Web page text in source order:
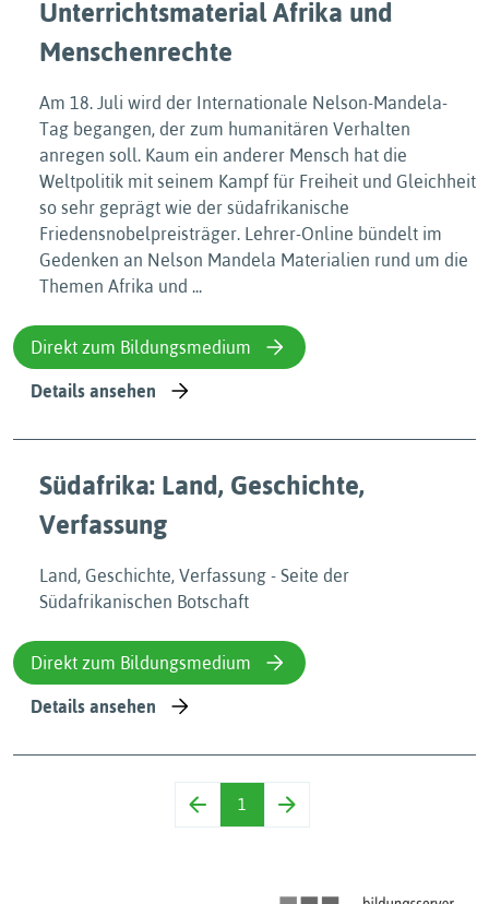
Unterrichtsmaterial Afrika und
Menschenrechte
Am 18. Juli wird der Internationale Nelson-Mandela-
Tag begangen, der zum humanitären Verhalten
anregen soll. Kaum ein anderer Mensch hat die
Weltpolitik mit seinem Kampf für Freiheit und Gleichheit
so sehr geprägt wie der südafrikanische
Friedensnobelpreisträger. Lehrer-Online bündelt im
Gedenken an Nelson Mandela Materialien rund um die
Themen Afrika und ...
Direkt zum Bildungsmedium
Details ansehen
Südafrika: Land, Geschichte,
Verfassung
Land, Geschichte, Verfassung - Seite der
Südafrikanischen Botschaft
Direkt zum Bildungsmedium
Details ansehen
1